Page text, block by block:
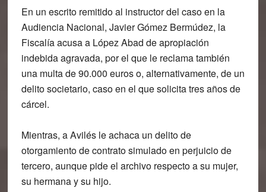
En un escrito remitido al instructor del caso en la
Audiencia Nacional, Javier Gómez Bermúdez, la
Fiscalía acusa a López Abad deapropiación
indebidaagravada, por el que le reclama también
una multa de 90.000 euros o, alternativamente, de un
delito societario, caso en el que solicita tres años de
cárcel.
Mientras, a Avilés le achaca un delito de
otorgamiento de contrato simulado en perjuicio de
tercero, aunque pide el archivo respecto a su mujer,
su hermana y su hijo.